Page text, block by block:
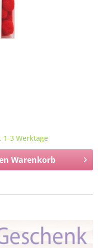
1-3 Werktage
Warenkorb